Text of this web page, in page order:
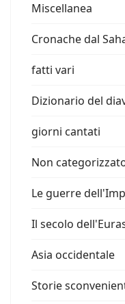
Miscellanea
Cronache dal
fatti vari
Dizionario del
giorni cantati
Non
Le guerre
Il secolo
Asia occidentale
Storie